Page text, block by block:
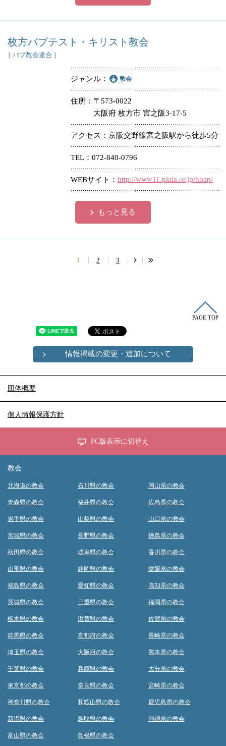
枚方バプテスト・キリスト教会
［ バプ教会連合 ］
ジャンル 教会
住所
〒573-0022
大阪府 枚方市 宮之阪3-17-5
アクセス 京阪交野線宮之阪駅から徒歩5分
TEL 072-840-0796
WEBサイト http://www11.plala.or.jp/hbap/
もっと見る
1 2 3
PAGE TOP
情報掲載の変更・追加について
団体概要
個人情報保護方針
PC版表示に切替え
教会
北海道の教会
青森県の教会
岩手県の教会
宮城県の教会
秋田県の教会
山形県の教会
福島県の教会
茨城県の教会
栃木県の教会
群馬県の教会
埼玉県の教会
千葉県の教会
東京都の教会
神奈川県の教会
新潟県の教会
富山県の教会
石川県の教会
福井県の教会
山梨県の教会
長野県の教会
岐阜県の教会
静岡県の教会
愛知県の教会
三重県の教会
滋賀県の教会
京都府の教会
大阪府の教会
兵庫県の教会
奈良県の教会
和歌山県の教会
鳥取県の教会
島根県の教会
岡山県の教会
広島県の教会
山口県の教会
徳島県の教会
香川県の教会
愛媛県の教会
高知県の教会
福岡県の教会
佐賀県の教会
長崎県の教会
熊本県の教会
大分県の教会
宮崎県の教会
鹿児島県の教会
沖縄県の教会